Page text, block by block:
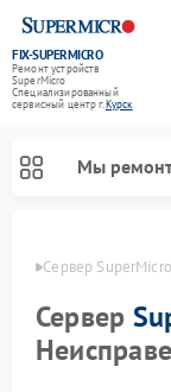
FIX-SUPERMICRO
Ремонт устройств
SuperMicro
Специализированный
cервисный центр г.Курск
Мы
Сервер
Сервер